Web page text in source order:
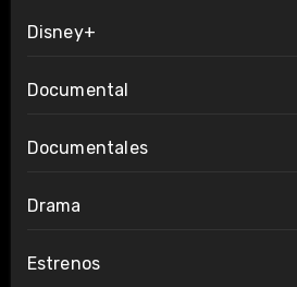
Disney+
Documental
Documentales
Drama
Estrenos